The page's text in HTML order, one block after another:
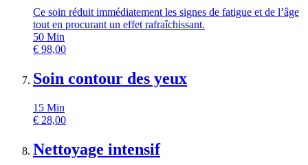
Ce soin réduit immédiatement les signes de fatigue et de l’âge
tout en procurant un effet rafraîchissant.
50 Min
€ 98,00
Soin contour des yeux
15 Min
€ 28,00
Nettoyage intensif